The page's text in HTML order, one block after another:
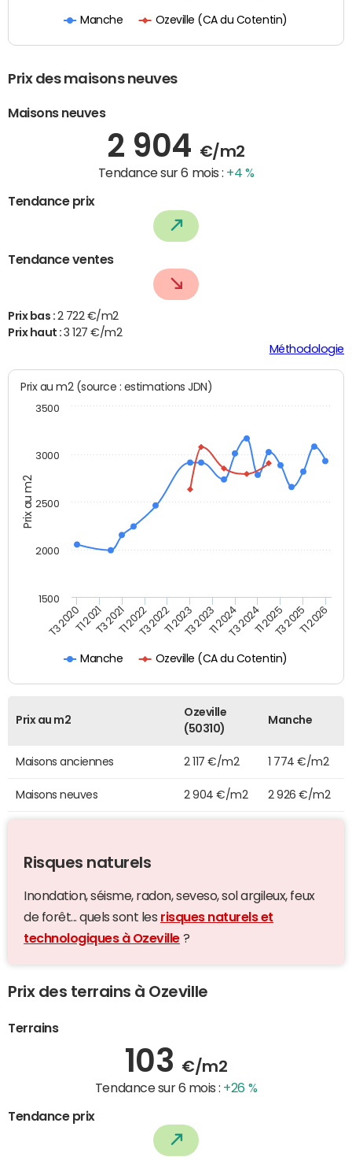
Manche Ozeville (CA du Cotentin)
Prix des maisons neuves
Maisons neuves
2 904 €/m2
Tendance sur 6 mois : +4 %
Tendance prix
Tendance ventes
Prix bas : 2 722 €/m2
Prix haut :3 127 €/m2
Méthodologie
Prix au m2
Prix au m2 (source : estimations JDN)
Manche Ozeville (CA du Cotentin)
T3 2020T1 2021T3 2021T1 2022T3 2022T1 2023T3 2023T1 2024T3 2024T1 2025T3 2025T1 2026
2000
2500
3000
1500
3500
Prix au m2
Ozeville
(50310)
Manche
Maisons anciennes 2 117 €/m2 1 774 €/m2
Maisons neuves 2 904 €/m2 2 926 €/m2
Risques naturels
Inondation, séisme, radon, seveso, sol argileux, feux
de forêt... quels sont les risques naturels et
technologiques à Ozeville ?
Prix des terrains à Ozeville
Terrains
103 €/m2
Tendance sur 6 mois : +26 %
Tendance prix